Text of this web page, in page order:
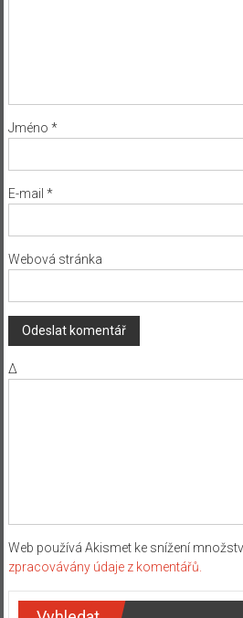
Jméno *
E-mail *
Webová stránka
Δ
Web používá Akismet ke snížení
zpracovávány údaje z komentářů.